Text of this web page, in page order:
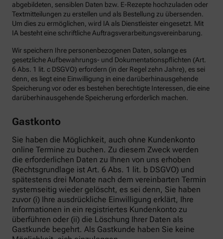
abgebildeten, sensiblen Daten bzw. E-Rezepte hochzuladen oder
Textmitteilungen zu erstellen und als Bestellung zu übersenden.
Um dies zu ermöglichen, wird IA als Dienstleister eingesetzt. Mit
IA besteht eine schriftliche Auftragsverarbeitungsvereinbarung.
Wir speichern Ihre personenbezogenen Daten, solange es
gesetzliche Aufbewahrungs- und Dokumentationspflichten (Art.
6 Abs. 1 lit. c DSGVO) erfordern (in der Regel zehn Jahre), es sei
denn, es liegt eine Einwilligung in eine darüberhinausgehende
Speicherung vor oder es bestehen berechtigte Interessen, die eine
darüberhinausgehende Speicherung erforderlich machen.
Gastkonto
Sie haben die Möglichkeit, auch ohne Kundenkonto
online Termine zu buchen. Zu diesem Zweck werden
die erforderlichen Daten zu Ihnen von uns erhoben
(Rechtsgrundlage ist Art. 6 Abs. 1 lit. b DSGVO) und
spätestens drei Monate nach dem vereinbarten Termin
systemseitig wieder gelöscht, es sei denn, Sie haben
zuvor (i) Ihre ausdrückliche Einwilligung erklärt, Ihre
Informationen in ein registriertes Kundenkonto zu
überführen oder (ii) die Löschung Ihrer Daten als
Gastkunde begehrt. Als Gastkunde haben Sie keine